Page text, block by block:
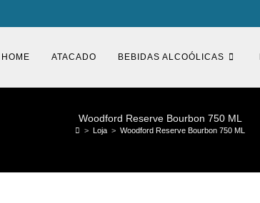
HOME ATACADO BEBIDAS ALCOÓLICAS
Woodford Reserve Bourbon 750 ML
> Loja > Woodford Reserve Bourbon 750 ML